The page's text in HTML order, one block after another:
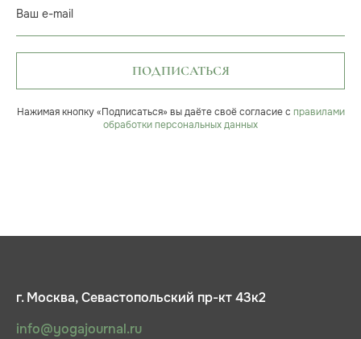
Ваш e-mail
ПОДПИСАТЬСЯ
Нажимая кнопку «Подписаться» вы даёте своё согласие с правилами
обработки персональных данных
г. Москва, Севастопольский пр-кт 43к2
info@yogajournal.ru